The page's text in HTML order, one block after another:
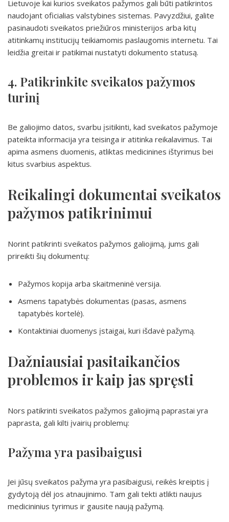
Lietuvoje kai kurios sveikatos pažymos gali būti patikrintos
naudojant oficialias valstybines sistemas. Pavyzdžiui, galite
pasinaudoti sveikatos priežiūros ministerijos arba kitų
atitinkamų institucijų teikiamomis paslaugomis internetu. Tai
leidžia greitai ir patikimai nustatyti dokumento statusą.
4. Patikrinkite sveikatos pažymos
turinį
Be galiojimo datos, svarbu įsitikinti, kad sveikatos pažymoje
pateikta informacija yra teisinga ir atitinka reikalavimus. Tai
apima asmens duomenis, atliktas medicinines ištyrimus bei
kitus svarbius aspektus.
Reikalingi dokumentai sveikatos
pažymos patikrinimui
Norint patikrinti sveikatos pažymos galiojimą, jums gali
prireikti šių dokumentų:
Pažymos kopija arba skaitmeninė versija.
Asmens tapatybės dokumentas (pasas, asmens
tapatybės kortelė).
Kontaktiniai duomenys įstaigai, kuri išdavė pažymą.
Dažniausiai pasitaikančios
problemos ir kaip jas spręsti
Nors patikrinti sveikatos pažymos galiojimą paprastai yra
paprasta, gali kilti įvairių problemų:
Pažyma yra pasibaigusi
Jei jūsų sveikatos pažyma yra pasibaigusi, reikės kreiptis į
gydytoją dėl jos atnaujinimo. Tam gali tekti atlikti naujus
medicininius tyrimus ir gausite naują pažymą.